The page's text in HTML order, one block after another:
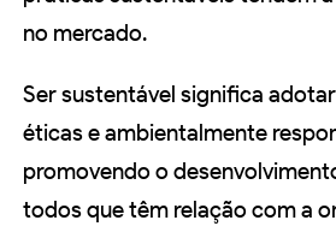
no mercado.
Ser sustentável significa
éticas e ambientalmente
promovendo o
todos que têm relação com a